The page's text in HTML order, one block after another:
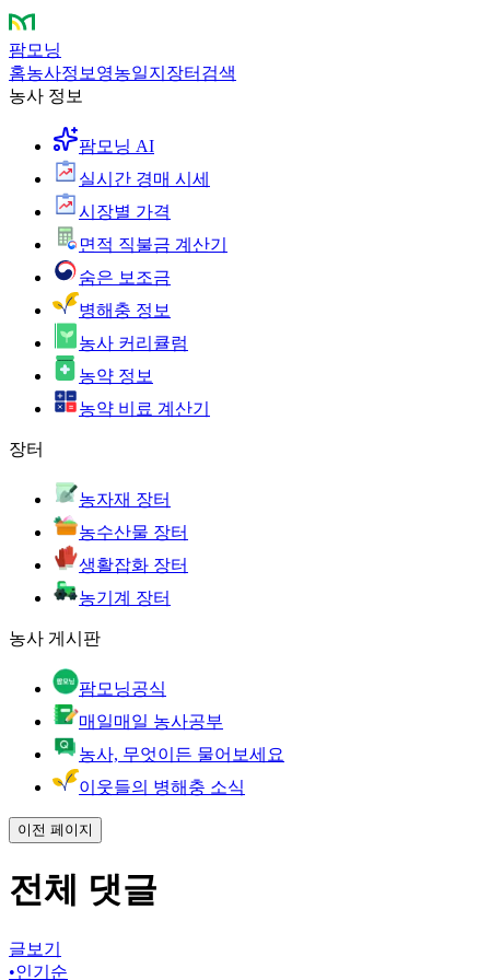
팜모닝
홈농사정보 영농일지 장터 검색
농사 정보
팜모닝 AI
실시간 경매 시세
시장별 가격
면적 직불금 계산기
숨은 보조금
병해충 정보
농사 커리큘럼
농약 정보
농약 비료 계산기
장터
농자재 장터
농수산물 장터
생활잡화 장터
농기계 장터
농사 게시판
팜모닝공식
매일매일 농사공부
농사, 무엇이든 물어보세요
이웃들의 병해충 소식
이전 페이지
전체 댓글
글보기
•인기순